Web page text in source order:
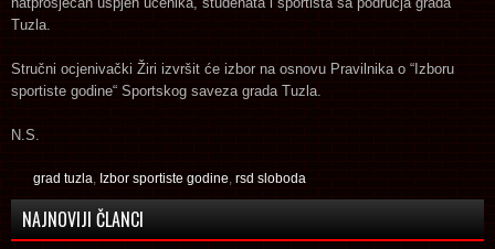
Tuzla.
Stručni ocjenivački Žiri izvršit će izbor na osnovu Pravilnika o “Izboru
sportiste godine“ Sportskog saveza grada Tuzla.
N.S.
grad tuzla Izbor sportiste godine rsd sloboda
NAJNOVIJI ČLANCI